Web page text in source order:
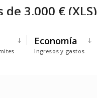
Economía
Ingresos y gastos
3.000 € (XLS)